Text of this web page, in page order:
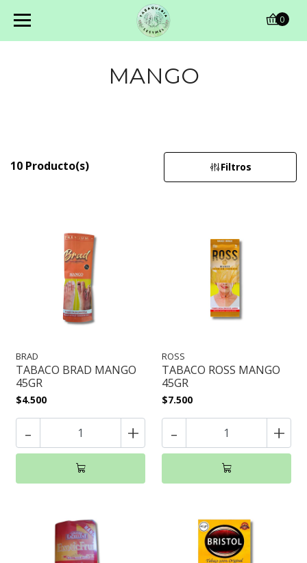
0
MANGO
10 Producto(s) Filtros
BRAD
TABACO BRAD MANGO
45GR
$4.500
- +
ROSS
TABACO ROSS MANGO
45GR
$7.500
- +